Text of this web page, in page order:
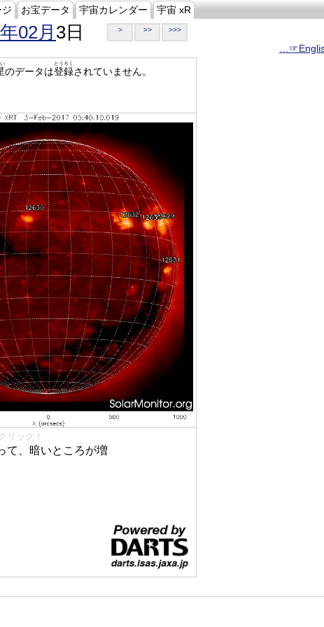
お宝データ 宇宙カレンダー 宇宙 xR
02月 3日 > >> >>>
のデータは登録
とうろく
されていません。
リック！
て、暗いところが増